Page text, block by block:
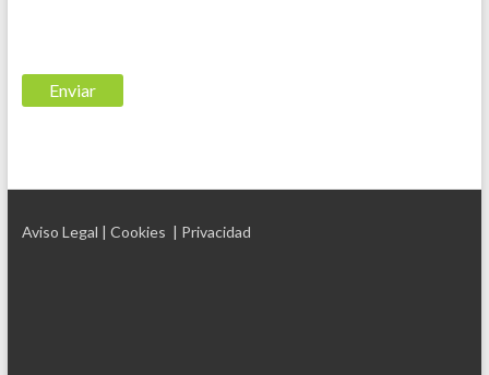
Aviso Legal | Cookies | Privacidad